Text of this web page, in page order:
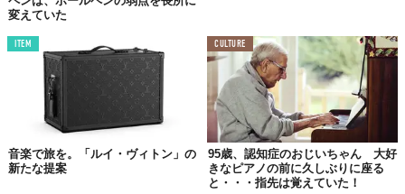
数々の才能を発揮したルイ・アームストロングですが、本来はた
に至るまで比肩するものがおらず、後の奏者たちに強い影響を与
え、現在でも多くのトランぺット奏者が目標としています。
個性的で豊かで精緻なフレージングは、コルネットをただの楽器
演奏ではなく、芸術の域まで高めました。
けっしてうまくはない
変えていた
ITEM
音楽で旅を。「ルイ・ヴィトン」の
新たな提案
CULTURE
95歳、認知症のおじいちゃん 大好
きなピアノの前に久しぶりに座る
と・・・指先は覚えていた！